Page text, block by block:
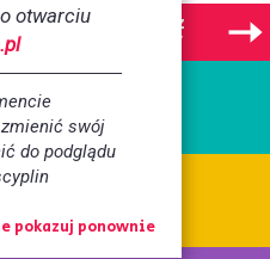
otwarciu
swój
do podglądu
pokazuj ponownie
kalendarz
sportowy